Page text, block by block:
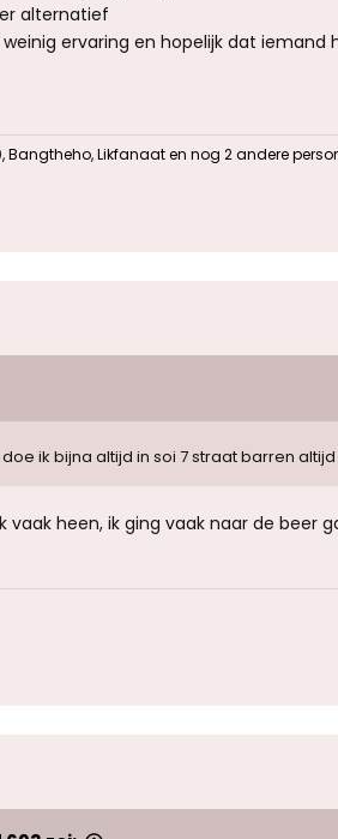
alternatief
ervaring en hopelijk dat iemand
,Bangtheho,Likfanaaten nog 2 andere
ik bijna altijd in soi 7 straat barren
vaak heen, ik ging vaak naar de beer